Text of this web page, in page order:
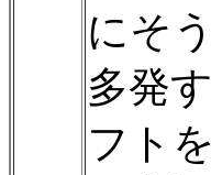
にそ
多発
フト